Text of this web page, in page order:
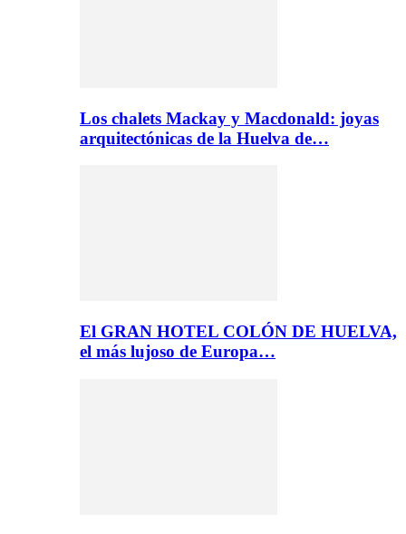
Los chalets Mackay y Macdonald: joyas
arquitectónicas de la Huelva de…
El GRAN HOTEL COLÓN DE HUELVA,
el más lujoso de Europa…